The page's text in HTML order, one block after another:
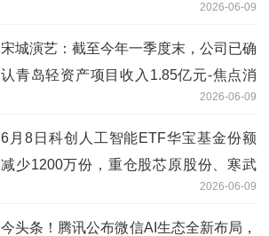
2026-06-09
宋城演艺：截至今年一季度末，公司已确
认青岛轻资产项目收入1.85亿元-焦点消
2026-06-09
6月8日科创人工智能ETF华宝基金份额
减少1200万份，重仓股芯原股份、寒武
2026-06-09
今头条！腾讯公布微信AI生态全新布局，